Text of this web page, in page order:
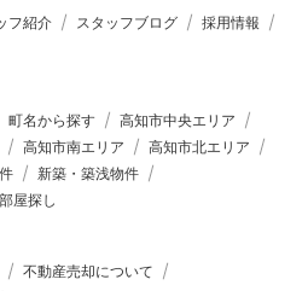
フ紹介 スタッフブログ
採用情報
町名から探す
高知市中央エリア
高知市南エリア
高知市北エリア
新築・築浅物件
屋探し
不動産売却について